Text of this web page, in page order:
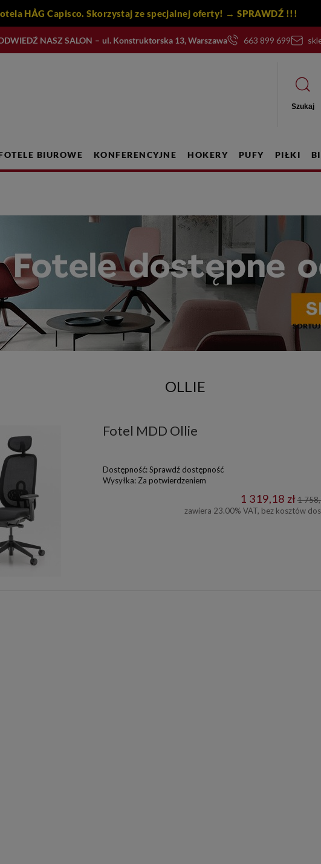
HÅG Capisco. Skorzystaj ze specjalnej oferty! → SPRAWDŹ !!!
NASZ SALON – ul. Konstruktorska 13, Warszawa 663 899 699
Szukaj
BIUROWE KONFERENCYJNE HOKERY PUFY PIŁKI
OLLIE
Fotel MDD Ollie
Dostępność: Sprawdź dostępność
Wysyłka: Za potwierdzeniem
1 319,18 zł 1
zawiera 23.00% VAT, bez kosztów